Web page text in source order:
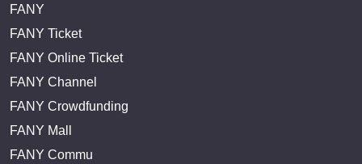
FANY
FANY Ticket
FANY Online Ticket
FANY Channel
FANY Crowdfunding
FANY Mall
FANY Commu